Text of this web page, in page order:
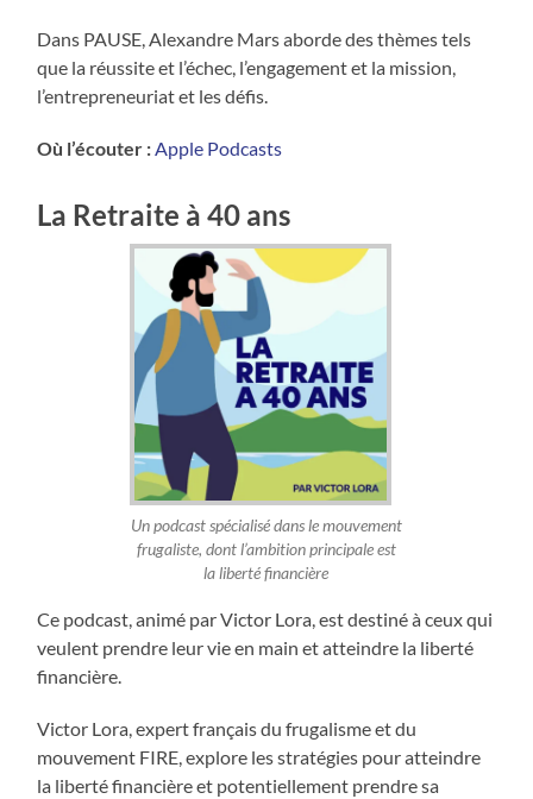
Dans PAUSE, Alexandre Mars aborde des thèmes tels
que la réussite et l’échec, l’engagement et la mission,
l’entrepreneuriat et les défis.
Où l’écouter :Apple Podcasts
La Retraite à 40 ans
Un podcast spécialisé dans le mouvement
frugaliste, dont l’ambition principale est
la liberté financière
Ce podcast, animé par Victor Lora, est destiné à ceux qui
veulent prendre leur vie en main et atteindre la liberté
financière.
Victor Lora, expert français du frugalisme et du
mouvement FIRE, explore les stratégies pour atteindre
la liberté financière et potentiellement prendre sa